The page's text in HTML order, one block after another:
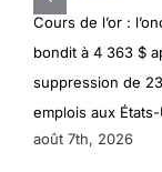
Cours de l’or :
bondit à 4 363 $
suppression de
emplois aux
août 7th, 2026